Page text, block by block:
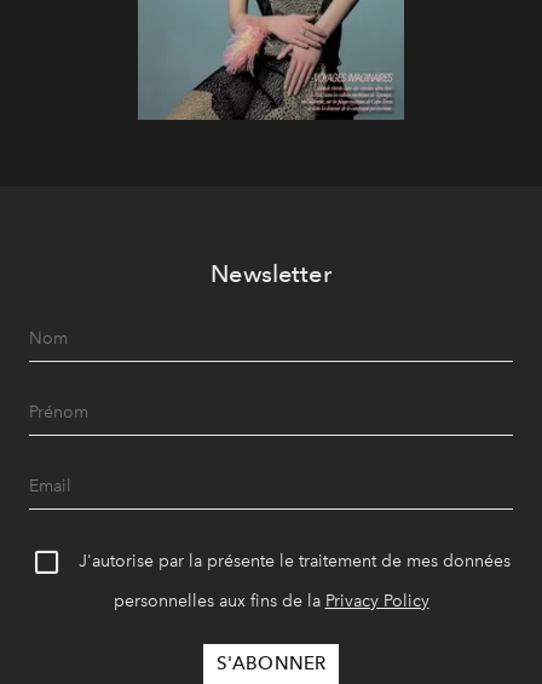
Newsletter
J'autorise par la présente le traitement de mes données
personnelles aux fins de la Privacy Policy